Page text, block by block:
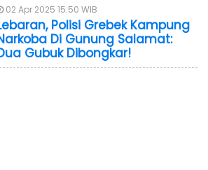
02 Apr 2025 15:50 WIB
Polisi Grebek Kampung
Di Gunung Salamat:
Gubuk Dibongkar!